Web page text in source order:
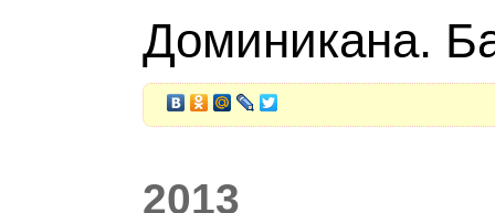
Доминикана.
2013